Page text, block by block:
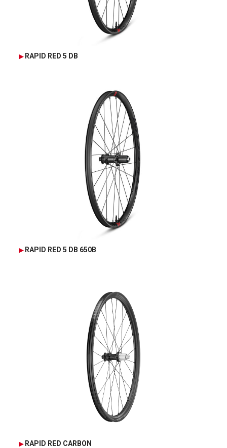
RAPID RED 5 DB
RAPID RED 5 DB 650B
RAPID RED CARBON